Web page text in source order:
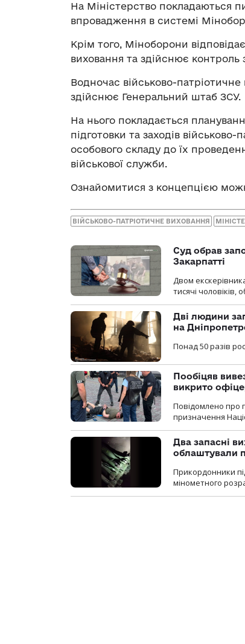
На Міністерство покладаються
впровадження в системі
Крім того, Міноборони
виховання та здійснює контроль
Водночас військово-
здійснює Генеральний штаб ЗСУ.
На нього покладається
підготовки та заходів
особового складу до їх
військової служби.
Ознайомитися з концепцією
ВІЙСЬКОВО-ПАТРІОТИЧНЕ ВИХОВАННЯ
Суд обрав
Закарпатті
Двом
тисячі чоловіків,
Дві людини
на
Понад 50 разів
Пообіцяв
викрито
Повідомлено про
призначення
Два запасні
облаштували
Прикордонники
мінометного